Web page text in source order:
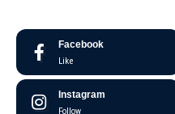
Facebook
Like
Instagram
Follow